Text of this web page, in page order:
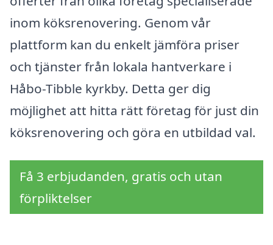
inom köksrenovering. Genom vår
plattform kan du enkelt jämföra priser
och tjänster från lokala hantverkare i
Håbo-Tibble kyrkby. Detta ger dig
möjlighet att hitta rätt företag för just din
köksrenovering och göra en utbildad val.
Få 3 erbjudanden, gratis och utan
förpliktelser